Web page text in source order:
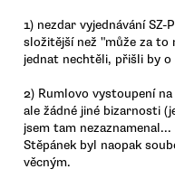
1) nezdar vyjednávání
složitější než "může za to
jednat nechtěli, přišli by
2) Rumlovo vystoupení
ale žádné jiné bizarnosti
jsem tam
Stěpánek byl naopak
věcným.